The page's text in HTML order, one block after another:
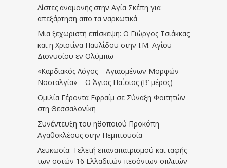
Λίστες αναμονής στην Αγία Σκέπη για
απεξάρτηση απο τα ναρκωτικά
Μια ξεχωριστή επίσκεψη: Ο Γιώργος Τσιάκκας
και η Χριστίνα Παυλίδου στην Ι.Μ. Αγίου
Διονυσίου εν Ολύμπω
«Καρδιακός Λόγος – Αγιασμένων Μορφών
Νοσταλγία» – Ο Άγιος Παΐσιος (Β’ μέρος)
Ομιλία Γέροντα Εφραίμ σε Σύναξη Φοιτητών
στη Θεσσαλονίκη
Συνέντευξη του ηθοποιού Προκόπη
Αγαθοκλέους στην Πεμπτουσία
Λευκωσία: Τελετή επαναπατρισμού και ταφής
των οστών 16 Ελλαδιτών πεσόντων οπλιτών